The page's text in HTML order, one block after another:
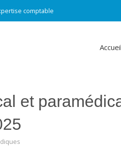
comptable
Accueil
et